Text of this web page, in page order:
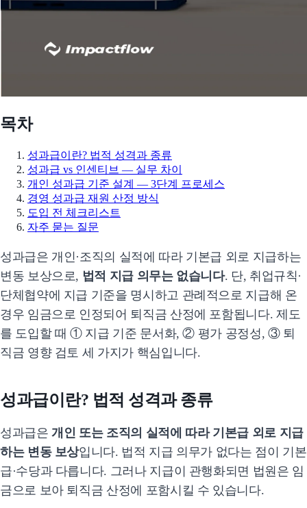
목차
성과급이란? 법적 성격과 종류
성과급 vs 인센티브 — 실무 차이
개인 성과급 기준 설계 — 3단계 프로세스
경영 성과급 재원 산정 방식
도입 전 체크리스트
자주 묻는 질문
성과급은 개인·조직의 실적에 따라 기본급 외로 지급하는
변동 보상으로, 법적 지급 의무는 없습니다. 단, 취업규칙·
단체협약에 지급 기준을 명시하고 관례적으로 지급해 온
경우 임금으로 인정되어 퇴직금 산정에 포함됩니다. 제도
를 도입할 때 ① 지급 기준 문서화, ② 평가 공정성, ③ 퇴
직금 영향 검토 세 가지가 핵심입니다.
성과급이란? 법적 성격과 종류
성과급은개인 또는 조직의 실적에 따라 기본급 외로 지급
하는 변동 보상입니다. 법적 지급 의무가 없다는 점이 기본
급·수당과 다릅니다. 그러나 지급이 관행화되면 법원은 임
금으로 보아 퇴직금 산정에 포함시킬 수 있습니다.